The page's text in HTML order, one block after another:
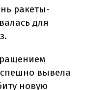
ракеты-
для
вывела
новую